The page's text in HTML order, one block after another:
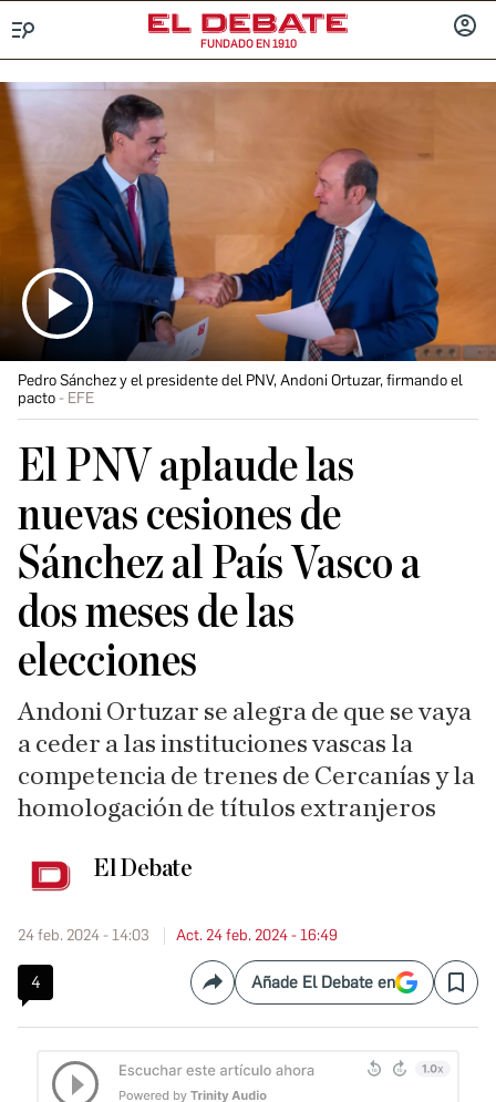
FUNDADO EN 1910
Pedro Sánchez y el presidente del PNV, Andoni Ortuzar, firmando el
pacto
EFE
El PNV aplaude las
nuevas cesiones de
Sánchez al País Vasco a
dos meses de las
elecciones
Andoni Ortuzar se alegra de que se vaya
a ceder a las instituciones vascas la
competencia de trenes de Cercanías y la
homologación de títulos extranjeros
El Debate
24 feb. 2024 - 14:03 Act. 24 feb. 2024 - 16:49
4 CompartirAñade El Debate en Save